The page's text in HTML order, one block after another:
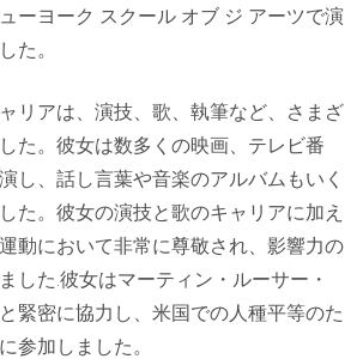
ーヨーク スクール オブ ジ アーツで演
た。
リアは、演技、歌、執筆など、さまざ
た。彼女は数多くの映画、テレビ番
し、話し言葉や音楽のアルバムもいく
た。彼女の演技と歌のキャリアに加え
動において非常に尊敬され、影響力の
した.彼女はマーティン・ルーサー・
緊密に協力し、米国での人種平等のた
参加しました。